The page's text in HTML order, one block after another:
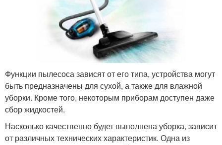
Функции пылесоса зависят от его типа, устройства могут
быть предназначены для сухой, а также для влажной
уборки. Кроме того, некоторым приборам доступен даже
сбор жидкостей.
Насколько качественно будет выполнена уборка, зависит
от различных технических характеристик. Одна из